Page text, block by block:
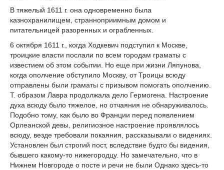
В тяжелый 1611 г. она одновременно была
казнохранилищем, странноприимным домом и
питательницей разоренных и ограбленных.
6 октября 1611 г., когда Ходкевич подступил к Москве,
троицкие власти послали по всем городам граматы с
известием об этом событии. Но еще при жизни Ляпунова,
когда ополчение обступило Москву, от Троицы всюду
отправлены были граматы с призывом помогать ополчению.
Т. образом Лавра продолжала дело Гермогена. Настроение
духа всюду было тяжелое, но отчаяния не обнаруживалось.
Подобно тому, как было во Франции перед появлением
Орлеанской девы, религиозное настроение проявлялось
всюду, везде требовали покаяния, рассказывали о видениях.
Установлен был строгий пост, вследствие будто бы видения,
бывшего какому-то нижегородцу. Но замечательно, что в
Нижнем Новгороде о посте и речи не были Однако здесь-то